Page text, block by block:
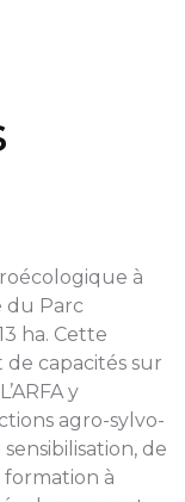
à
du Parc
ha. Cette
capacités sur
y
agro-sylvo-
de
formation à